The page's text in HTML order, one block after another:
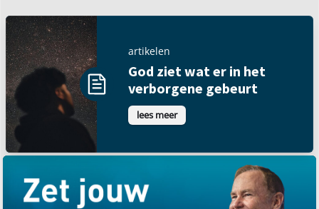
artikelen
God ziet wat er in het
verborgene gebeurt
lees meer